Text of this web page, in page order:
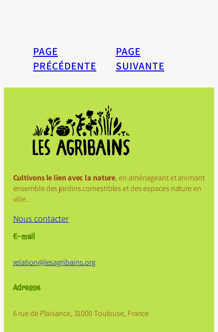
PAGE
PRÉCÉDENTE
PAGE
SUIVANTE
Cultivons le lien avec la nature, en aménageant et animant
ensemble des jardins comestibles et des espaces nature en
ville.
Nous contacter
E-mail
relation@lesagribains.org
Adresse
6 rue de Plaisance, 31000 Toulouse, France